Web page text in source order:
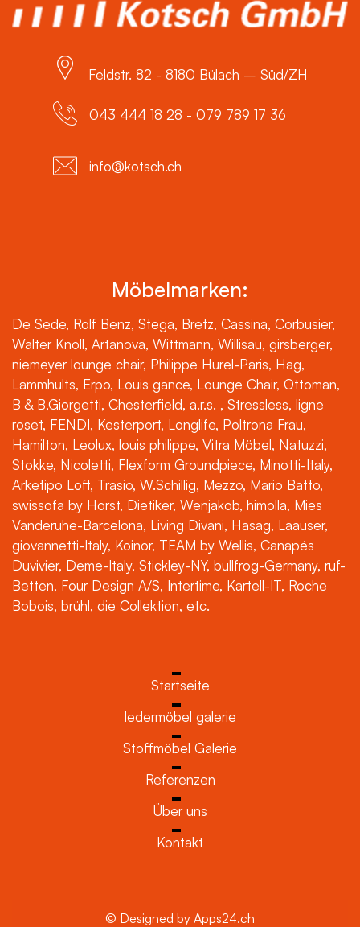
Feldstr. 82 - 8180 Bülach – Süd/ZH
043 444 18 28 - 079 789 17 36
info@kotsch.ch
Möbelmarken:
De Sede, Rolf Benz, Stega, Bretz, Cassina, Corbusier,
Walter Knoll, Artanova, Wittmann, Willisau, girsberger,
niemeyer lounge chair, Philippe Hurel-Paris, Hag,
Lammhults, Erpo, Louis gance, Lounge Chair, Ottoman,
B & B,Giorgetti, Chesterfield, a.r.s. , Stressless, ligne
roset, FENDI, Kesterport, Longlife, Poltrona Frau,
Hamilton, Leolux, louis philippe, Vitra Möbel, Natuzzi,
Stokke, Nicoletti, Flexform Groundpiece, Minotti-Italy,
Arketipo Loft, Trasio, W.Schillig, Mezzo, Mario Batto,
swissofa by Horst, Dietiker, Wenjakob, himolla, Mies
Vanderuhe-Barcelona, Living Divani, Hasag, Laauser,
giovannetti-Italy, Koinor, TEAM by Wellis, Canapés
Duvivier, Deme-Italy, Stickley-NY, bullfrog-Germany, ruf-
Betten, Four Design A/S, Intertime, Kartell-IT, Roche
Bobois, brühl, die Collektion, etc.
Startseite
ledermöbel galerie
Stoffmöbel Galerie
Referenzen
Über uns
Kontakt
© Designed by Apps24.ch